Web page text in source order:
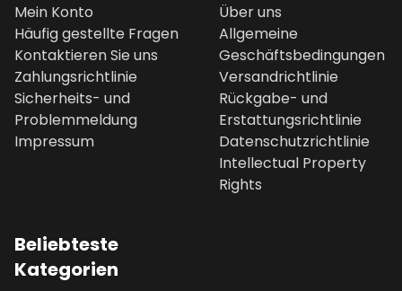
Mein Konto
Häufig gestellte Fragen
Kontaktieren Sie uns
Zahlungsrichtlinie
Sicherheits- und
Problemmeldung
Impressum
Über uns
Allgemeine
Geschäftsbedingungen
Versandrichtlinie
Rückgabe- und
Erstattungsrichtlinie
Datenschutzrichtlinie
Intellectual Property
Rights
Beliebteste
Kategorien